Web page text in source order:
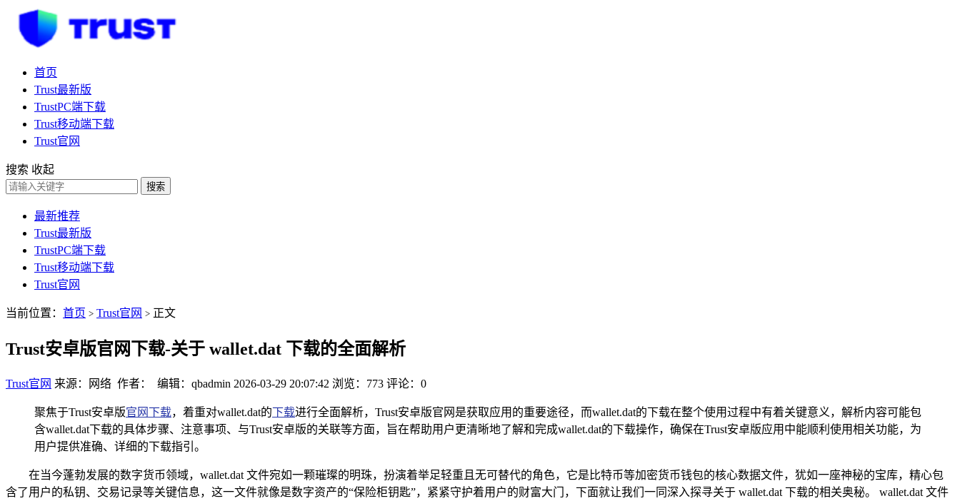
首页
Trust最新版
TrustPC端下载
Trust移动端下载
Trust官网
搜索 收起
搜索
最新推荐
Trust最新版
TrustPC端下载
Trust移动端下载
Trust官网
当前位置： 首页 > Trust官网 > 正文
Trust安卓版官网下载-关于 wallet.dat 下载的全面解析
Trust官网 来源：网络 作者： 编辑：qbadmin 2026-03-29 20:07:42 浏览：773 评论：0
聚焦于Trust安卓版官网下载，着重对wallet.dat的下载进行全面解析，Trust安卓版官网是获取应用的重要途径，而wallet.dat的下载在整个使用过程中有着关键意义，解析内容可能包
含wallet.dat下载的具体步骤、注意事项、与Trust安卓版的关联等方面，旨在帮助用户更清晰地了解和完成wallet.dat的下载操作，确保在Trust安卓版应用中能顺利使用相关功能，为
用户提供准确、详细的下载指引。
在当今蓬勃发展的数字货币领域，wallet.dat 文件宛如一颗璀璨的明珠，扮演着举足轻重且无可替代的角色，它是比特币等加密货币钱包的核心数据文件，犹如一座神秘的宝库，精心包
含了用户的私钥、交易记录等关键信息，这一文件就像是数字资产的“保险柜钥匙”，紧紧守护着用户的财富大门，下面就让我们一同深入探寻关于 wallet.dat 下载的相关奥秘。 wallet.dat 文件